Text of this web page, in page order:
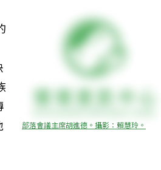
部落會議主席胡進德。攝影：賴慧玲。